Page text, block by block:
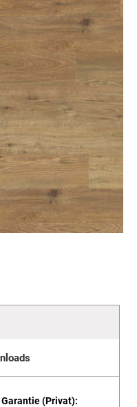
Garantie (Privat):